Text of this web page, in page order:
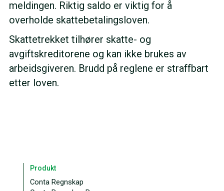
meldingen. Riktig saldo er viktig for å
overholde skattebetalingsloven.
Skattetrekket tilhører skatte- og
avgiftskreditorene og kan ikke brukes av
arbeidsgiveren. Brudd på reglene er straffbart
etter loven.
Produkt
Conta Regnskap